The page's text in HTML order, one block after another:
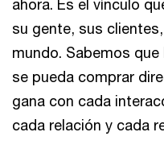
ahora. Es el vínculo
su gente, sus
mundo. Sabemos
se pueda comprar
gana con cada
cada relación y cada